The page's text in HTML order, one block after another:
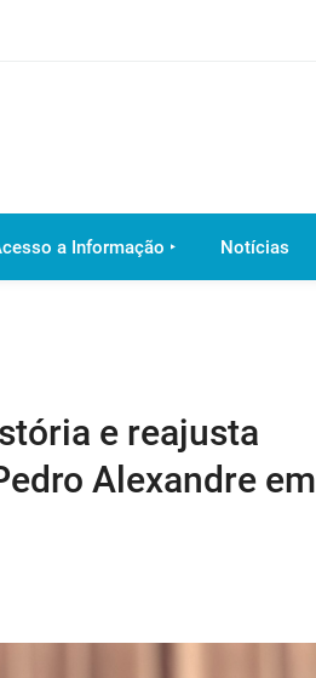
a Informação ‣ Notícias
e reajusta
Alexandre em